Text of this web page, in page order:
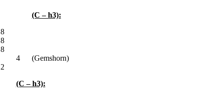
(C – h3):
8
8
8
4
(Gemshorn)
2
(C – h3):